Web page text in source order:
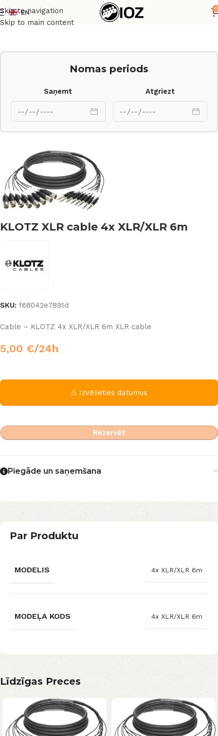
Skip to navigation
Skip to main content
EN
0
Sākums Komutācija
Nomas periods
Saņemt Atgriezt
KLOTZ XLR cable 4x XLR/XLR 6m
SKU: f68042e7891d
Cable – KLOTZ 4x XLR/XLR 6m XLR cable
5,00 €/24h
⚠ Izvēlieties datumus
Rezervēt
Piegāde un saņemšana
Par Produktu
MODELIS 4x XLR/XLR 6m
MODEĻA KODS 4x XLR/XLR 6m
Līdzīgas Preces